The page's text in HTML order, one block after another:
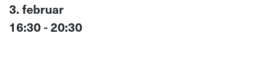
3. februar
16:30 - 20:30